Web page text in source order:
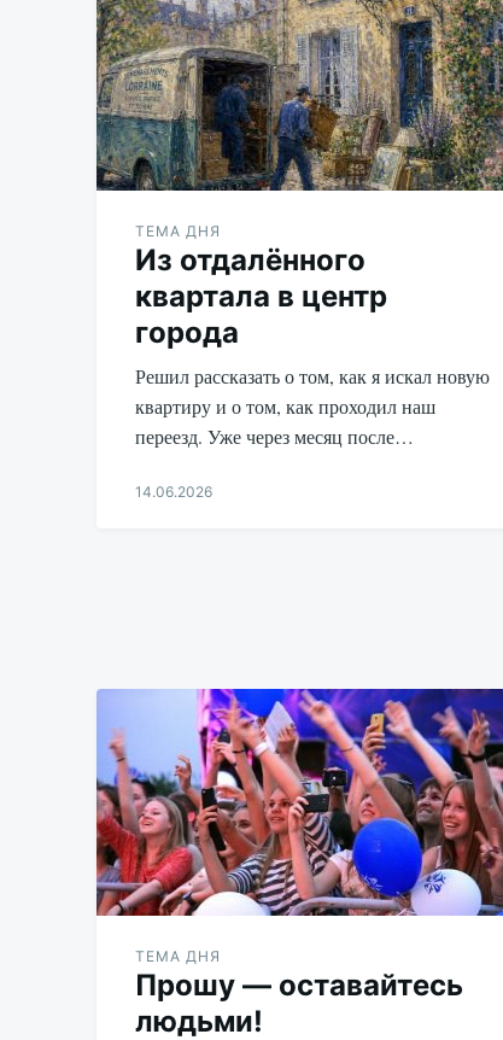
ТЕМА ДНЯ
Из отдалённого
квартала в центр
города
Решил рассказать о том, как я искал новую
квартиру и о том, как проходил наш
переезд. Уже через месяц после…
14.06.2026
ТЕМА ДНЯ
Прошу — оставайтесь
людьми!